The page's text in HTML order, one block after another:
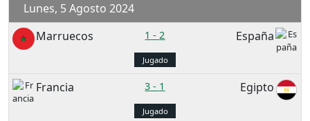
Lunes, 5 Agosto 2024
Marruecos
1 -2 España
Jugado
Francia 3 - 1 Egipto
Jugado